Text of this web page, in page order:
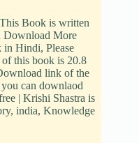
Book is written
Download More
in Hindi, Please
of this book is 20.8
link of the
can downlaod
| Krishi Shastra is
india, Knowledge